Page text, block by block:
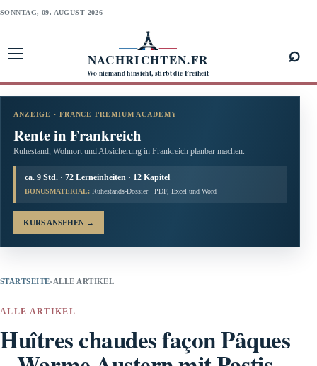
SONNTAG, 09. AUGUST 2026
NACHRICHTEN.FR
Wo niemand hinsieht, stirbt die Freiheit
⌕
ANZEIGE · FRANCE PREMIUM ACADEMY
Rente in Frankreich
Ruhestand, Wohnort und Absicherung in Frankreich planbar machen.
ca. 9 Std. · 72 Lerneinheiten · 12 Kapitel
BONUSMATERIAL: Ruhestands-Dossier · PDF, Excel und Word
KURS ANSEHEN →
STARTSEITE› ALLE ARTIKEL
ALLE ARTIKEL
Huîtres chaudes façon Pâques